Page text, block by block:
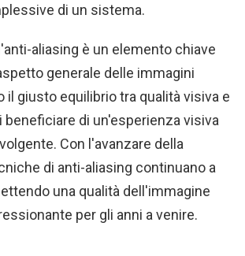
di un sistema.
aliasing è un elemento chiave
generale delle immagini
il giusto equilibrio tra qualità visiva e
beneficiare di un'esperienza visiva
Con l'avanzare della
di anti-aliasing continuano a
una qualità dell'immagine
per gli anni a venire.